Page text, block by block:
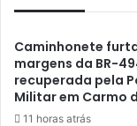
Caminhonete
margens da BR-
recuperada pela
Militar em Carmo
11 horas atrás